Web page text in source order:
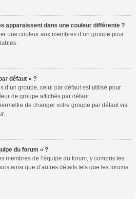
apparaissent dans une couleur différente ?
une couleur aux membres d’un groupe pour
défaut » ?
d’un groupe, celui par défaut est utilisé pour
de groupe affichés par défaut.
de changer votre groupe par défaut via
du forum » ?
membres de l’équipe du forum, y compris les
ainsi que d’autres détails tels que les forums